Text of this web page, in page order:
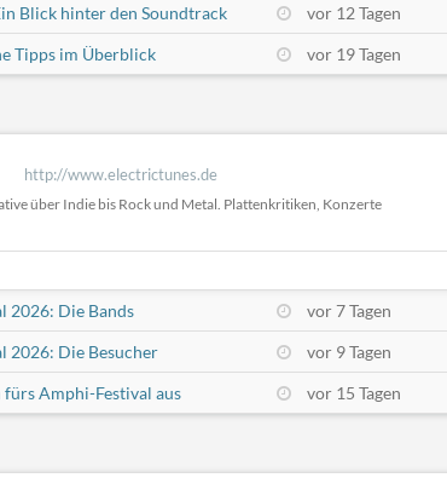
Blick hinter den Soundtrack
vor 12 Tagen
Tipps im Überblick
vor 19 Tagen
http://www.electrictunes.de
über Indie bis Rock und Metal. Plattenkritiken, Konzerte
2026: Die Bands vor 7 Tagen
2026: Die Besucher
vor 9 Tagen
Amphi-Festival aus
vor 15 Tagen